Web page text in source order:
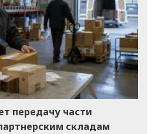
передачу части
складам